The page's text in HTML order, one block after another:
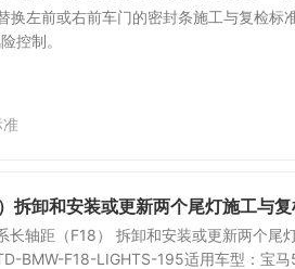
换左前或右前车门的密封条施工与复检标
控制。
准
拆卸和安装或更新两个尾灯施工与
长轴距（F18） 拆卸和安装或更新两个尾
BMW-F18-LIGHTS-195适用车型：宝马